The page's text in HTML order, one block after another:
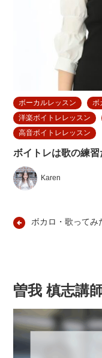
ボーカルレッスン ボ
洋楽ボイトレレッスン
高音ボイトレレッスン
ボイトレは歌の練習
Karen
ボカロ・歌ってみ
曽我 槙志講